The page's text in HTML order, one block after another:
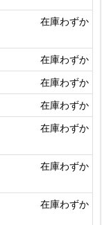
在庫わずか
在庫わずか
在庫わずか
在庫わずか
在庫わずか
在庫わずか
在庫わずか